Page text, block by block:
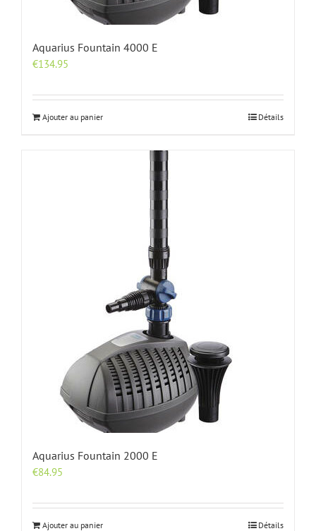
Aquarius Fountain 4000 E
€134.95
Ajouter au panier Détails
Aquarius Fountain 2000 E
€84.95
Ajouter au panier Détails